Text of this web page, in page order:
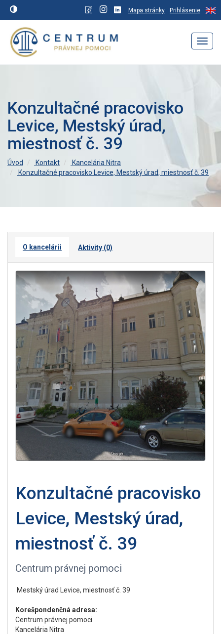
Mapa stránky Prihlásenie
Konzultačné pracovisko
Levice, Mestský úrad,
miestnosť č. 39
Úvod Kontakt
Kancelária Nitra
Konzultačné pracovisko Levice, Mestský úrad, miestnosť č. 39
O kancelárii Aktivity (0)
Konzultačné pracovisko
Levice, Mestský úrad,
miestnosť č. 39
Centrum právnej pomoci
Mestský úrad Levice, miestnosť č. 39
Korešpondenčná adresa:
Centrum právnej pomoci
Kancelária Nitra